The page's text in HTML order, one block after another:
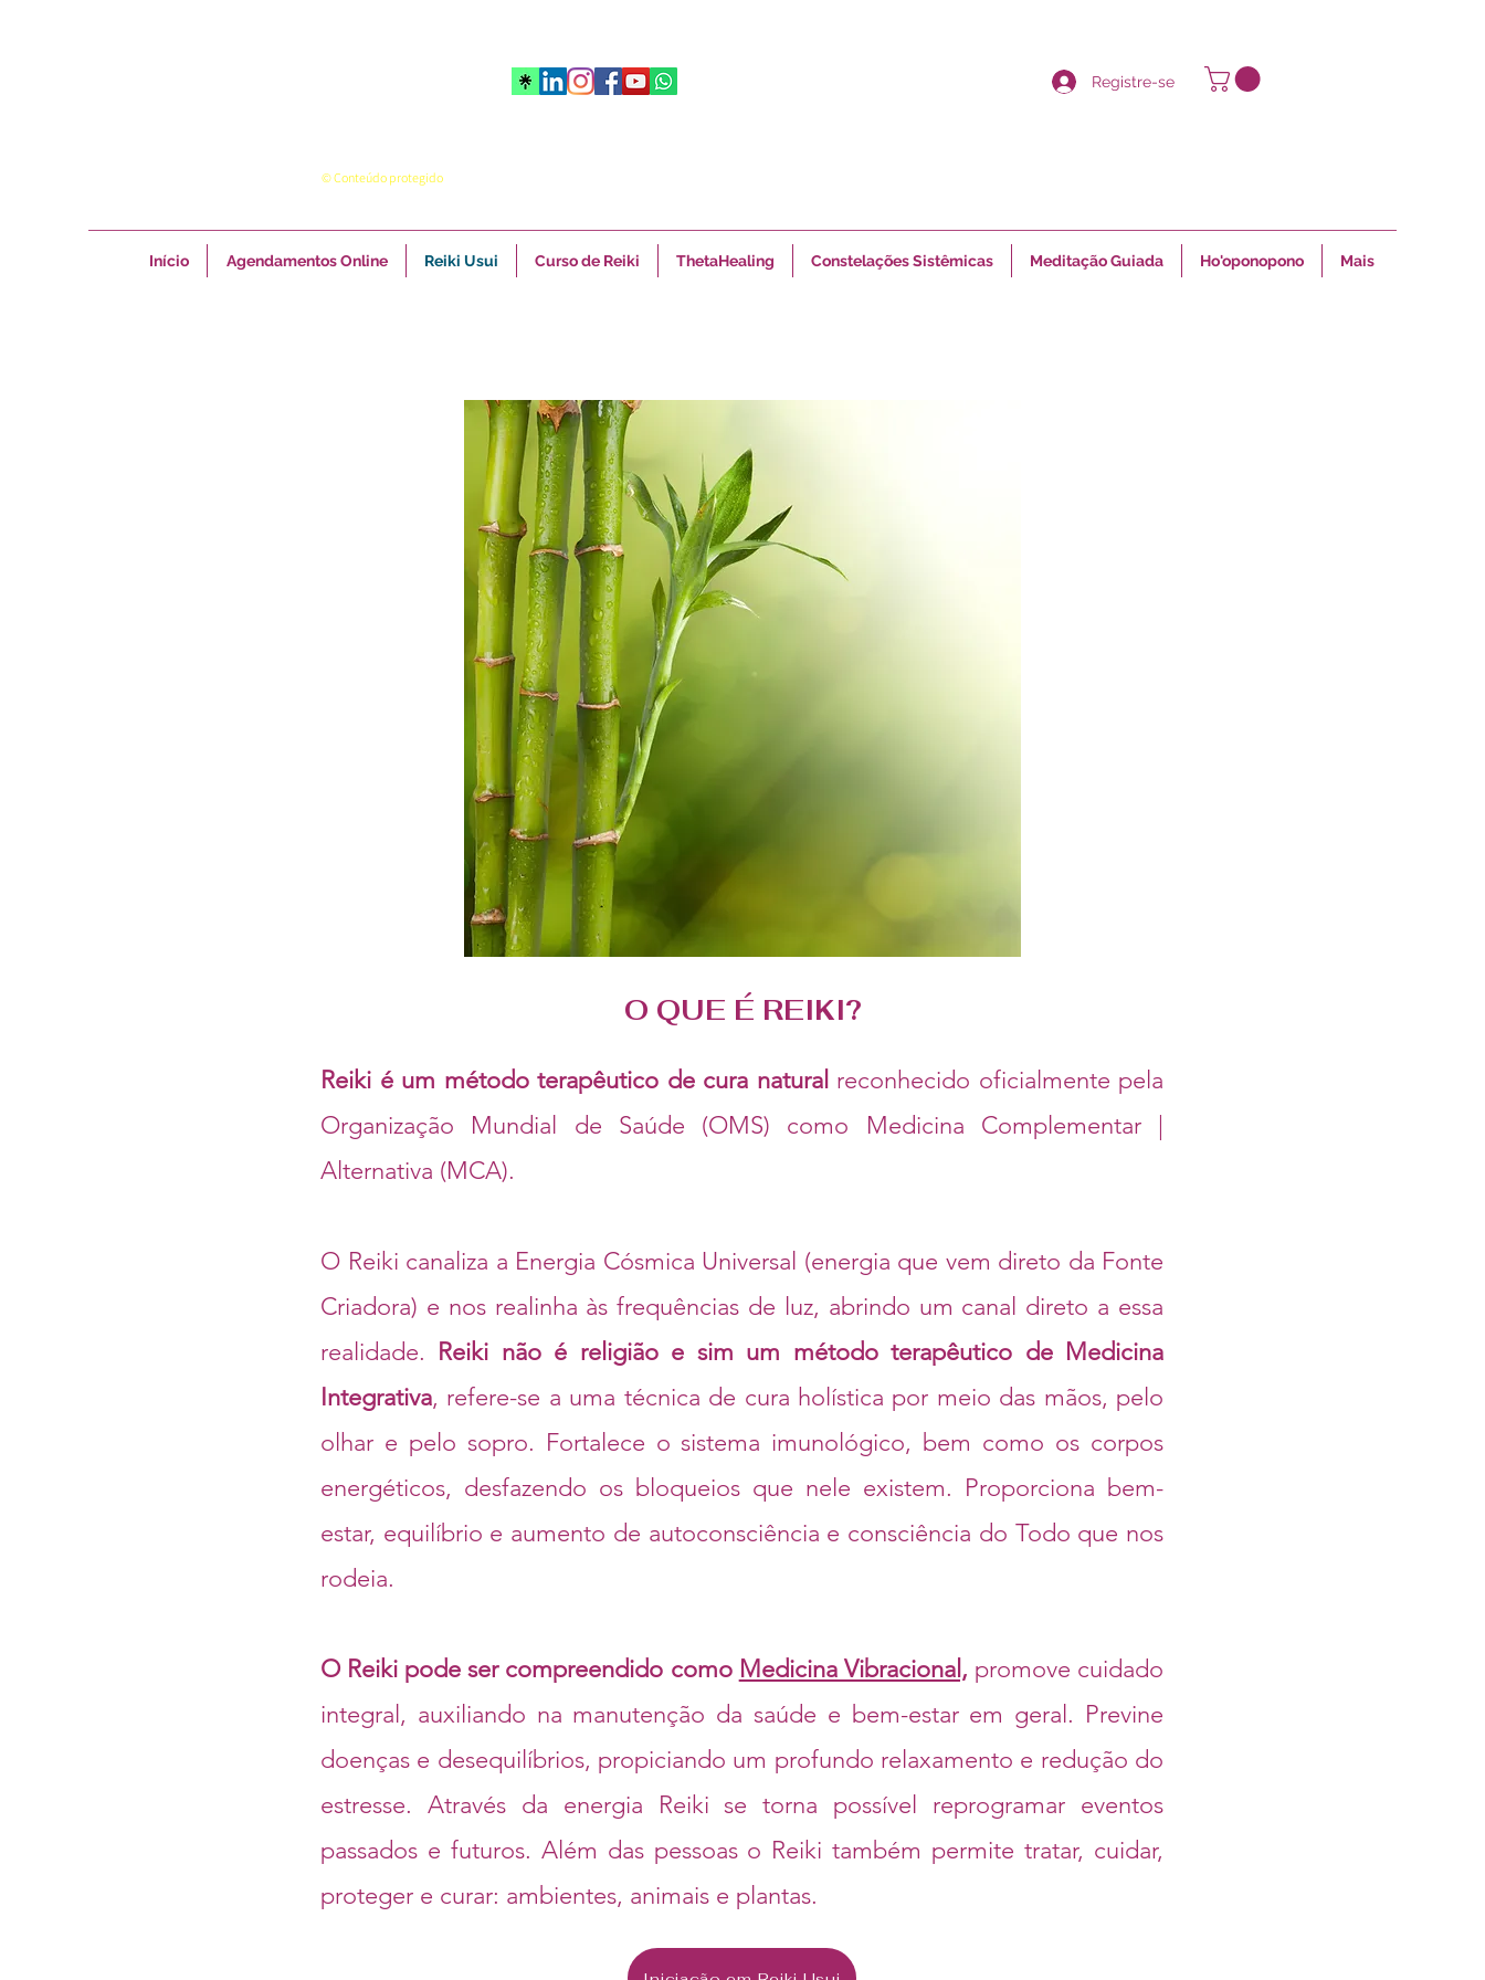
Registre-se
© Conteúdo protegido
Início Agendamentos Online Reiki Usui Curso de Reiki ThetaHealing Constelações Sistêmicas Meditação Guiada Ho'oponopono Mais
O QUE É REIKI?
Reiki é um método terapêutico de cura natural reconhecido oficialmente pela
Organização Mundial de Saúde (OMS) como Medicina Complementar |
Alternativa (MCA).
O Reiki canaliza a Energia Cósmica Universal (energia que vem direto da Fonte
Criadora) e nos realinha às frequências de luz, abrindo um canal direto a essa
realidade.
Reiki não é religião e sim um método terapêutico de Medicina
Integrativa, refere-se a uma técnica de cura holística por meio das mãos, pelo
olhar e pelo sopro. Fortalece o sistema imunológico, bem como os corpos
energéticos, desfazendo os bloqueios que nele existem. Proporciona bem-
estar, equilíbrio e aumento de autoconsciência e consciência do Todo que nos
rodeia.
O Reiki pode ser compreendido como Medicina Vibracional, promove cuidado
integral, auxiliando na manutenção da saúde e bem-estar em geral. Previne
doenças e desequilíbrios, propiciando um profundo relaxamento e redução do
estresse. Através da energia Reiki se torna possível reprogramar eventos
passados e futuros. Além das pessoas o Reiki também permite tratar, cuidar,
proteger e curar: ambientes, animais e plantas.